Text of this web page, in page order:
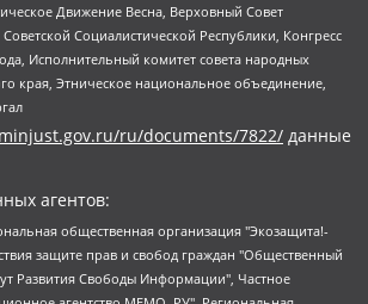
Движение Весна, Верховный Совет
Социалистической Республики, Конгресс
Исполнительный комитет совета народных
края, Этническое национальное объединение,
ru/documents/7822/ данные
агентов:
Маркелов Сергей Евгеньевич, Пономарев Лев Александрович, Савицкая Людмила Алексеевна, Автономная некоммерческая организация "Центр по работе с проблемой насилия "НАСИЛИЮ.НЕТ", Межрегиональный профессиональный союз работников здравоохранения "Альянс врачей", Юридическое лицо, зарегистрированное в Латвийской Республике, SIA "Medusa Project" (регистрационный номер 40103797863, дата регистрации 10.06.2014), Некоммерческая организация "Фонд по борьбе с коррупцией", Автономная некоммерческая организация "Институт права и публичной политики", Баданин Роман Сергеевич, Гликин Максим Александрович, Железнова Мария Михайловна, Лукьянова Юлия Сергеевна, Маетная Елизавета Витальевна, Маняхин Петр Борисович, Чуракова Ольга Владимировна, Ярош Юлия Петровна, Юридическое лицо "The Insider SIA", зарегистрированное в Риге, Латвийская Республика (дата регистрации 26.06.2015), являющееся администратором доменного имени интернет-издания "The Insider SIA", https://theins.ru, Постернак Алексей Евгеньевич, Рубин Михаил Аркадьевич, Анин Роман Александрович, Юридическое лицо Istories fonds, зарегистрированное в Латвийской Республике (регистрационный номер 50008295751, дата регистрации 24.02.2020), Великовский Дмитрий Александрович, Долинина Ирина Николаевна, Мароховская Алеся Алексеевна, Шлейнов Роман Юрьевич, Шмагун Олеся Валентиновна, Общество с ограниченной ответственностью "Альтаир 2021", Общество с ограниченной ответственностью "Вега 2021", Общество с ограниченной ответственностью "Главный редактор 2021", Общество с ограниченной ответственностью "Ромашки монолит", Важенков Артем Валерьевич, Ивановская областная общественная организация "Центр гендерных исследований", Гурман Юрий Альбертович, Медиапроект "ОВД-Инфо", Егоров Владимир Владимирович, Жилинский Владимир Александрович, Общество с ограниченной ответственностью "ЗП", Иванова София Юрьевна, Карезина Инна Павловна, Кильтау Екатерина Викторовна, Петров Алексей Викторович, Пискунов Сергей Евгеньевич, Смирнов Сергей Сергеевич, Тихонов Михаил Сергеевич, Общество с ограниченной ответственностью "ЖУРНАЛИСТ-ИНОСТРАННЫЙ АГЕНТ", Арапова Галина Юрьевна, Вольтская Татьяна Анатольевна, Американская компания "Mason G.E.S. Anonymous Foundation" (США), являющаяся владельцем интернет-издания https://mnews.world/, Компания "Stichting Bellingcat", зарегистрированная в Нидерландах (дата регистрации 11.07.2018), Захаров Андрей Вячеславович, Клепиковская Екатерина Дмитриевна, Общество с ограниченной ответственностью "МЕМО", Перл Роман Александрович, Симонов Евгений Алексеевич, Соловьева Елена Анатольевна, Сотников Даниил Владимирович, Сурначева Елизавета Дмитриевна, Автономная некоммерческая организация по защите прав человека и информированию населения "Якутия – Наше Мнение", Общество с ограниченной ответственностью "Москоу диджитал медиа", с 26.01.2023 Общество с ограниченной ответственностью "Чайка Белые сады", Ветошкина Валерия Валерьевна, Заговора Максим Александрович, Межрегиональное общественное движение "Российская ЛГБТ - сеть", Оленичев Максим Владимирович, Павлов Иван Юрьевич, Скворцова Елена Сергеевна, Общество с ограниченной ответственностью "Как бы инагент", Кочетков Игорь Викторович, Общество с ограниченной ответственностью "Честные выборы", Еланчик Олег Александрович, Общество с ограниченной ответственностью "Нобелевский призыв", Гималова Регина Эмилевна, Григорьев Андрей Валерьевич, Григорьева Алина Александровна, Ассоциация по содействию защите прав призывников, альтернативнослужащих и военнослужащих "Правозащитная группа "Гражданин.Армия.Право", Хисамова Регина Фаритовна, Автономная некоммерческая организация по реализации социально-правовых программ "Лилит", Дальневосточное общественное движение "Маяк", Санкт-Петербургская ЛГБТ-инициативная группа "Выход", Инициативная группа ЛГБТ+ "Реверс", Алексеев Андрей Викторович, Бекбулатова Таисия Львовна, Беляев Иван Михайлович, Владыкина Елена Сергеевна, Гельман Марат Александрович, Никульшина Вероника Юрьевна, Толоконникова Надежда Андреевна, Шендерович Виктор Анатольевич, Общество с ограниченной ответственностью "Данное сообщение", Общество с ограниченной ответственностью Издательский дом "Новая глава", Айнбиндер Александра Александровна, Московский комьюнити-центр для ЛГБТ+инициатив, Благотворительный фонд развития филантропии, Deutsche Welle (Германия, Kurt-Schumacher-Strasse 3, 53113 Bonn), Борзунова Мария Михайловна, Воробьев Виктор Викторович, Голубева Анна Львовна, Константинова Алла Михайловна, Малкова Ирина Владимировна, Мурадов Мурад Абдулгалимович, Осетинская Елизавета Николаевна, Понасенков Евгений Николаевич, Ганапольский Матвей Юрьевич, Киселев Евгений Алексеевич, Борухович Ирина Григорьевна, Дремин Иван Тимофеевич, Дубровский Дмитрий Викторович, Красноярская региональная общественная организация поддержки и развития альтернативных образовательных технологий и межкультурных коммуникаций "ИНТЕРРА", Маяковская Екатерина Алексеевна, Фейгин Марк Захарович, Филимонов Андрей Викторович, Дзугкоева Регина Николаевна, Доброхотов Роман Александрович, Дудь Юрий Александрович, Елкин Сергей Владимирович, Кругликов Кирилл Игоревич, Сабунаева Мария Леонидовна, Семенов Алексей Владимирович, Шаинян Карен Багратович, Шульман Екатерина Михайловна, Асафьев Артур Валерьевич, Вахштайн Виктор Семенович, Венедиктов Алексей Алексеевич, Лушникова Екатерина Евгеньевна, Волков Леонид Михайлович, Невзоров Александр Глебович, Пархоменко Сергей Борисович, Сироткин Ярослав Николаевич, Кара-Мурза Владимир Владимирович, Баранова Наталья Владимировна, Гозман Леонид Яковлевич, Кагарлицкий Борис Юльевич, Климарев Михаил Валерьевич, Милов Владимир Станиславович, Автономная некоммерческая организация Краснодарский центр современного искусства "Типография", Моргенштерн Алишер Тагирович, Соболь Любовь Эдуардовна, Общество с ограниченной ответственностью "ЛИЗА НОРМ", Каспаров Гарри Кимович, Ходорковский Михаил Борисович, Общество с ограниченной ответственностью "Апрельские тезисы", Данилович Ирина Брониславовна, Кашин Олег Владимирович, Петров Николай Владимирович, Пивоваров Алексей Владимирович, Соколов Михаил Владимирович, Цветкова Юлия Владимировна, Чичваркин Евгений Александрович, Комитет против пыток/Команда против пыток, Общество с ограниченной ответственностью "Первый научный", Общество с ограниченной ответственностью "Вертолет и ко", Белоцерковская Вероника Борисовна, Кац Максим Евгеньевич, Лазарева Татьяна Юрьевна, Шаведдинов Руслан Табризович, Яшин Илья Валерьевич, Общество с ограниченной ответственностью "Иноагент ААВ", Алешковский Дмитрий Петрович, Альбац Евгения Марковна, Быков Дмитрий Львович, Галямина Юлия Евгеньевна, Лойко Сергей Леонидович, Мартынов Кирилл Константинович, Медведев Сергей Александрович, Крашенинников Федор Геннадиевич, Гордеева Катерина Вл